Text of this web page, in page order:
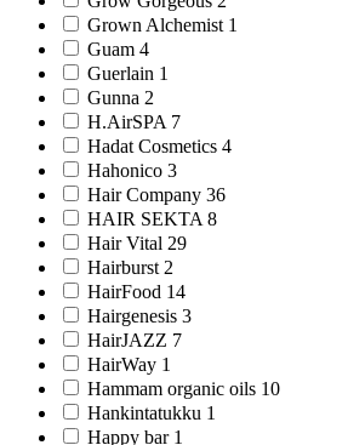
Grown Alchemist 1
Guam 4
Guerlain 1
Gunna 2
H.AirSPA 7
Hadat Cosmetics 4
Hahonico 3
Hair Company 36
HAIR SEKTA 8
Hair Vital 29
Hairburst 2
HairFood 14
Hairgenesis 3
HairJAZZ 7
HairWay 1
Hammam organic oils 10
Hankintatukku 1
Happy bar 1